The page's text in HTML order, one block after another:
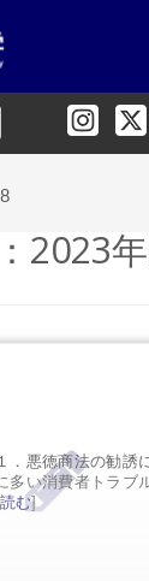
2023
．悪徳商法の勧誘
多い消費者トラブ
む]